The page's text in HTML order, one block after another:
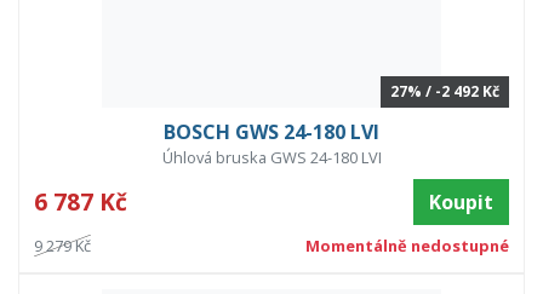
27% / -2 492 Kč
BOSCH GWS 24-180 LVI
Úhlová bruska GWS 24-180 LVI
6 787 Kč Koupit
9 279 Kč Momentálně nedostupné